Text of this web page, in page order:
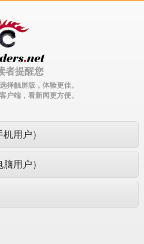
者提醒您
择触屏版，体验更佳。
户端，看新闻更方便。
用户）
用户）